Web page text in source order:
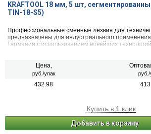
KRAFTOOL 18 мм, 5 шт,
TIN-18-S5)
Профессиональные сменные лезвия для
предназначены для индустриального
Германии с использованием новейших
Цена,
руб./упак руб./
432.98
Купить в 1 клик
Добавить в корзину